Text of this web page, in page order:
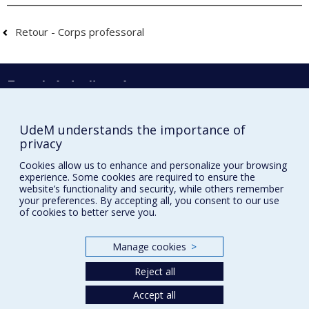
Retour - Corps professoral
Faculté de l'aménagement
École d'architecture
École de design
École d'urbanisme et d'architecture de paysage
UdeM understands the importance of
privacy
Cookies allow us to enhance and personalize your browsing
experience. Some cookies are required to ensure the
website’s functionality and security, while others remember
your preferences. By accepting all, you consent to our use
of cookies to better serve you.
Manage cookies >
Reject all
Accept all